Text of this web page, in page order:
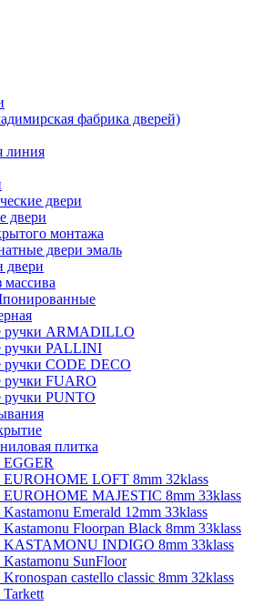
фабрика дверей)
линия
двери
двери
монтажа
двери эмаль
двери
массива
ручки ARMADILLO
ручки PALLINI
ручки CODE DECO
ручки FUARO
ручки PUNTO
плитка
LOFT 8mm 32klass
MAJESTIC 8mm 33klass
Emerald 12mm 33klass
Floorpan Black 8mm 33klass
KASTAMONU INDIGO 8mm 33klass
SunFloor
castello classic 8mm 32klass